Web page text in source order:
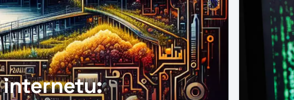
internetu: